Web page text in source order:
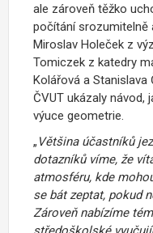
ale zároveň těžko
počítánísrozumitelně
Miroslav Holeček z
Tomiczek z katedry
Kolářová a Stanislava
ČVUT ukázaly návod,
výuce geometrie.
„ Většina účastníků
dotazníků víme, že
atmosféru, kde
se bát zeptat, pokud
Zároveň nabízíme